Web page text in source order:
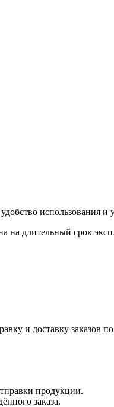
использования и
на длительный срок
и доставку заказов
продукции.
заказа.